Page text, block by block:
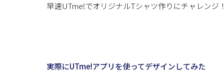
早速UTme!でオリジナルTシャツ作りにチャレンジ！
実際にUTme!アプリを使ってデザインしてみた